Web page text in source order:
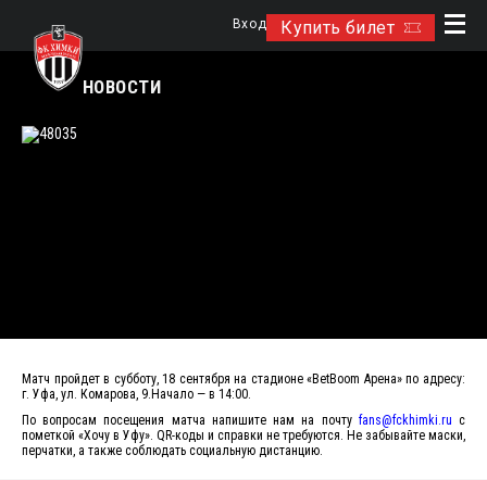
Купить билет
Вход
НОВОСТИ
Матч пройдет в субботу, 18 сентября на стадионе «BetBoom Арена» по адресу:
г. Уфа, ул. Комарова, 9.Начало — в 14:00.
По вопросам посещения матча напишите нам на почту fans@fckhimki.ru с
пометкой «Хочу в Уфу». QR-коды и справки не требуются. Не забывайте маски,
перчатки, а также соблюдать социальную дистанцию.